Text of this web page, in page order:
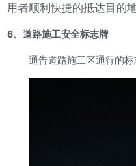
用者顺利快捷的抵达目的
6、道路施工安全标志牌
通告道路施工区通行的标